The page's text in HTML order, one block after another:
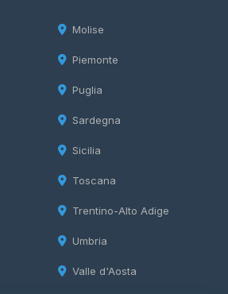
Molise
Piemonte
Puglia
Sardegna
Sicilia
Toscana
Trentino-Alto Adige
Umbria
Valle d'Aosta